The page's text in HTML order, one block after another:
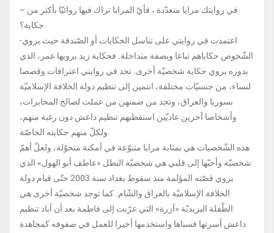
– في روايتك مرايا متعدّدة ، فأيّ المرايا تراك فيها روائيّا بأكثر من
حكاية؟
-اعتمدت في روايتي على تناسل الحكايات أو الصّندقة حيث يروي
الشّخوص حكاياهم تباعا وبصفة متداخلة. فحكاية زيد يرويها عمر، الذي
بدوره يروي حكاية شخصيّة أخرى. تجد في روايتي اعترافات وقصصا
لنساء، من جنسيّات مختلفة، انتمين إلى تنظيم دولة الخلافة الإسلاميّة
بسوريا والعراق، وتجد من ضمنهن من عملت لصالح المخابرات،
وأشخاصا آخرين عاديّين استقطبهم تنظيم داعش دون رغبة منهم،
ولكلّ منهم حكايته الخاصّة.
هذه الشّخصيات هي بمثابة مرايا متنوّعة في أمكنة متحوّلة، ولعلّ أهمّ
شخصيّة وأحبّها إلى قلبي هي شخصيّة البطل «عاطف أبو الهول» الذي
يروي قصّته المؤلمة منذ سقوط بغداد سنة 2003 حتّى قيام دولة
الخلافة الإسلاميّة بالعراق والشّام. كما توجد شخصيّة أخرى هي
الطّفلة اليزيديّة «آزرة» التي عرّبت إلى فاطمة بعد أن أباد تنظيم
داعش أسرتها فسباها واستخدمها أخيرا للعمل في صفوفه كمجاهدة